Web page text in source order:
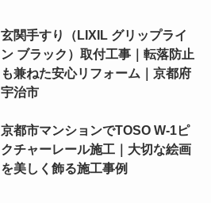
玄関手すり（LIXIL グリップライ
ン ブラック）取付工事｜転落防止
も兼ねた安心リフォーム｜京都府
宇治市
京都市マンションでTOSO W-1ピ
クチャーレール施工｜大切な絵画
を美しく飾る施工事例